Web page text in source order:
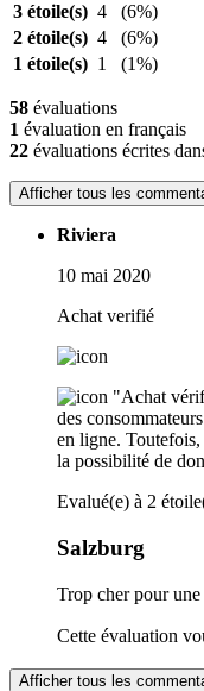
3 étoile(s) 4
(6%)
2 étoile(s) 4
(6%)
1 étoile(s) 1 (1%)
58 évaluations
1 évaluation en français
22 évaluations écrites
Afficher tous les
Riviera
10 mai 2020
Achat verifié
"Achat
des
en ligne.
la possibilité de
Evalué(e) à 2
Salzburg
Trop cher pour
Cette évaluation
Afficher tous les